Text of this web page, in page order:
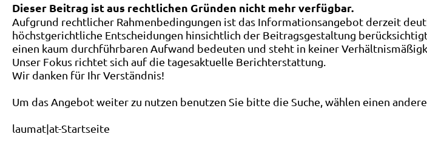
Dieser Beitrag ist aus rechtlichen Gründen nicht mehr verfügbar.
Aufgrund rechtlicher Rahmenbedingungen ist das Informationsangebot derzeit
höchstgerichtliche Entscheidungen hinsichtlich der Beitragsgestaltung
einen kaum durchführbaren Aufwand bedeuten und steht in keiner
Unser Fokus richtet sich auf die tagesaktuelle Berichterstattung.
Wir danken für Ihr Verständnis!
Um das Angebot weiter zu nutzen benutzen Sie bitte die Suche, wählen einen
laumat|at-Startseite